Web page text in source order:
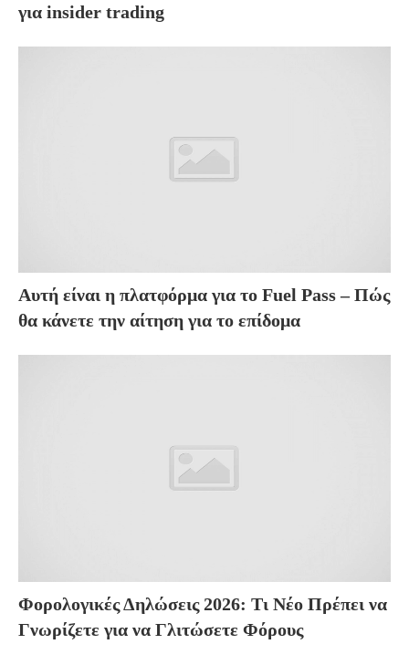
για insider trading
Αυτή είναι η πλατφόρμα για το Fuel Pass – Πώς
θα κάνετε την αίτηση για το επίδομα
Φορολογικές Δηλώσεις 2026: Τι Νέο Πρέπει να
Γνωρίζετε για να Γλιτώσετε Φόρους